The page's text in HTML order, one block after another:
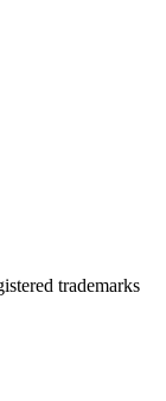
trademarks